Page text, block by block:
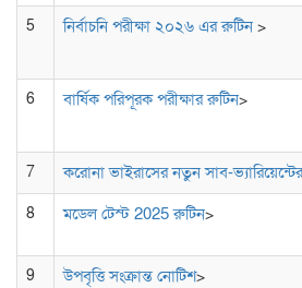
5 নির্বাচনি পরীক্ষা ২০২৬ এর রুটিন >
6 বার্ষিক পরিপূরক পরীক্ষার রুটিন>
7 করোনা ভাইরাসের নতুন সাব-
8 মডেল টেস্ট 2025 রুটিন>
9 উপবৃত্তি সংক্রান্ত নোটিশ>